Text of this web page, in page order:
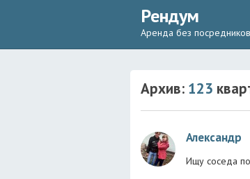
Рендум
Аренда без посредников
Архив: 123
Александр
Ищу соседа